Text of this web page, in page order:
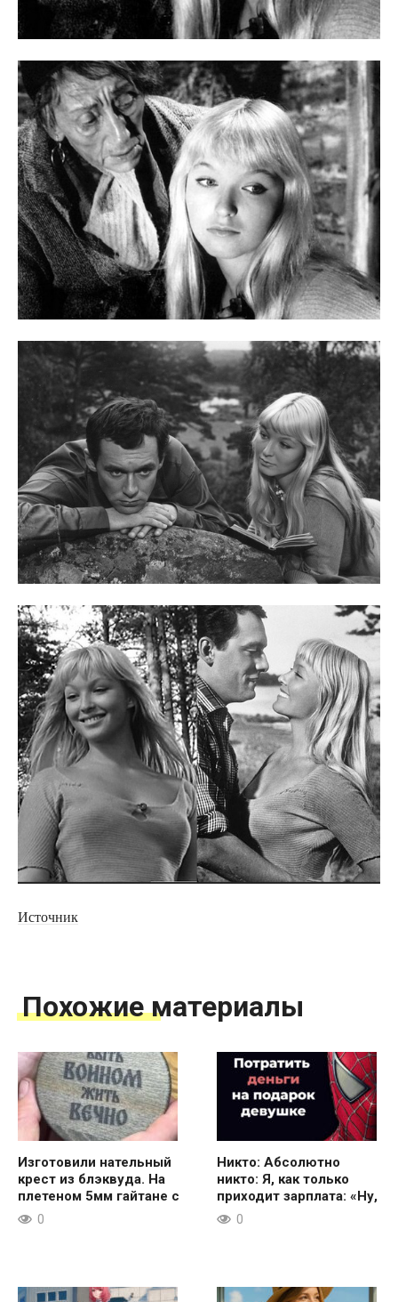
Источник
Похожие материалы
Изготовили нательный
крест из блэквуда. На
плетеном 5мм гайтане с
0
Никто: Абсолютно
никто: Я, как только
приходит зарплата: «Ну,
0